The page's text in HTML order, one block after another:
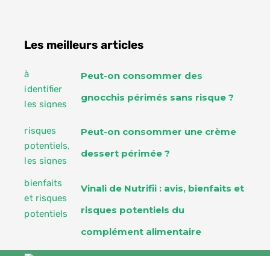
Les meilleurs articles
Peut-on consommer des
gnocchis périmés sans risque ?
Peut-on consommer une crème
dessert périmée ?
Vinali de Nutrifii : avis, bienfaits et
risques potentiels du
complément alimentaire